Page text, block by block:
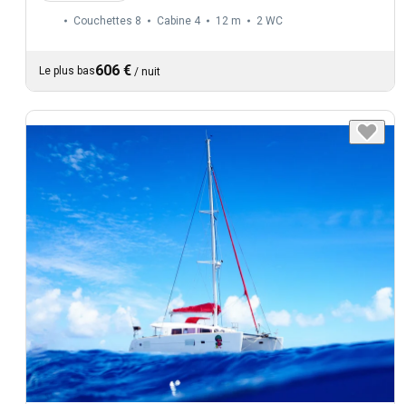
Couchettes 8 Cabine 4 12 m 2 WC
Le plus bas606 € / nuit